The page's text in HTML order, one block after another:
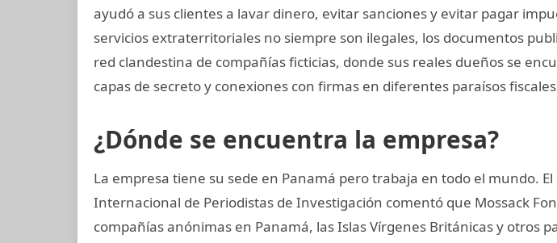
ayudó a sus clientes a lavar dinero, evitar sanciones y evitar pagar
servicios extraterritoriales no siempre son ilegales, los documentos
red clandestina de compañías ficticias, donde sus reales dueños se
capas de secreto y conexiones con firmas en diferentes paraísos
¿Dónde se encuentra la empresa?
La empresa tiene su sede en Panamá pero trabaja en todo el mundo. El
Internacional de Periodistas de Investigación comentó que Mossack
compañías anónimas en Panamá, las Islas Vírgenes Británicas y otros